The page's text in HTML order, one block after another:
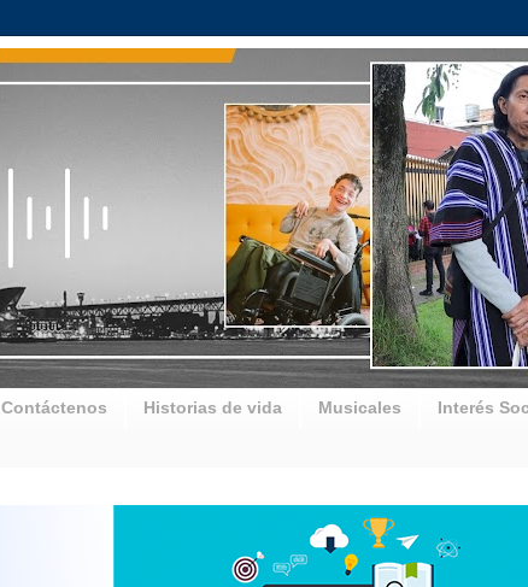
Contáctenos Historias de vida Musicales Interés